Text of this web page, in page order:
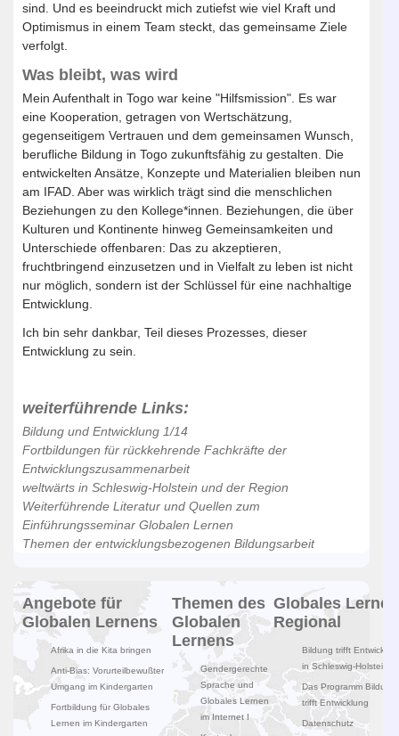
sind. Und es beeindruckt mich zutiefst wie viel Kraft und
Optimismus in einem Team steckt, das gemeinsame Ziele
verfolgt.
Was bleibt, was wird
Mein Aufenthalt in Togo war keine "Hilfsmission". Es war
eine Kooperation, getragen von Wertschätzung,
gegenseitigem Vertrauen und dem gemeinsamen Wunsch,
berufliche Bildung in Togo zukunftsfähig zu gestalten. Die
entwickelten Ansätze, Konzepte und Materialien bleiben nun
am IFAD. Aber was wirklich trägt sind die menschlichen
Beziehungen zu den Kollege*innen. Beziehungen, die über
Kulturen und Kontinente hinweg Gemeinsamkeiten und
Unterschiede offenbaren: Das zu akzeptieren,
fruchtbringend einzusetzen und in Vielfalt zu leben ist nicht
nur möglich, sondern ist der Schlüssel für eine nachhaltige
Entwicklung.
Ich bin sehr dankbar, Teil dieses Prozesses, dieser
Entwicklung zu sein.
weiterführende Links:
Bildung und Entwicklung 1/14
Fortbildungen für rückkehrende Fachkräfte der
Entwicklungszusammenarbeit
weltwärts in Schleswig-Holstein und der Region
Weiterführende Literatur und Quellen zum
Einführungsseminar Globalen Lernen
Themen der entwicklungsbezogenen Bildungsarbeit
Angebote für
Globalen Lernens
Afrika in die Kita bringen
Anti-Bias: Vorurteilbewußter
Umgang im Kindergarten
Fortbildung für Globales
Lernen im Kindergarten
Themen des
Globalen
Lernens
Gendergerechte
Sprache und
Globales Lernen
im Internet I
Globales Lernen
Regional
Bildung trifft
in Schleswig-Holstein
Das Programm Bildung
trifft Entwicklung
Datenschutz